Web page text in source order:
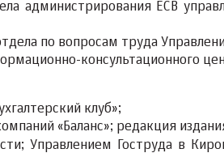
администрирования ЕСВ
по вопросам труда
консультационного
клуб»;
«Баланс»; редакция
Управлением Гоструда в